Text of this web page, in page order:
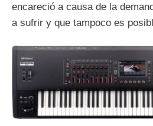
encareció a causa de la
a sufrir y que tampoco es